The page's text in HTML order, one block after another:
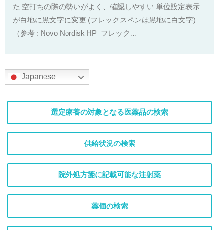
た 空打ちの際の勢いがよく、確認しやすい 単位設定表示
が白地に黒文字に変更 (フレックスペンは黒地に白文字)
（参考 : Novo Nordisk HP フレック…
Japanese
選定療養の対象となる医薬品の検索
供給状況の検索
院外処方箋に記載可能な注射薬
薬価の検索